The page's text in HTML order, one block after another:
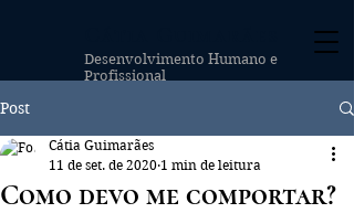
Desenvolvimento Humano e
Profissional
Post
Como devo me comportar?
Cátia Guimarães
11 de set. de 2020 1 min de leitura